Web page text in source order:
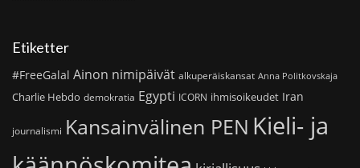
Etiketter
#FreeGalal Ainon nimipäivät alkuperäiskansat Anna Politkovskaja
Charlie Hebdo demokratia Egypti ICORN ihmisoikeudet Iran
journalismi Kansainvälinen PEN Kieli- ja